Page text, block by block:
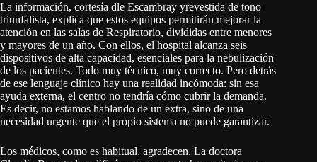
La información, cortesía dle Escambray yrevestida de tono
triunfalista, explica que estos equipos permitirán mejorar la
atención en las salas de Respiratorio, divididas entre menores
y mayores de un año. Con ellos, el hospital alcanza seis
dispositivos de alta capacidad, esenciales para la nebulización
de los pacientes. Todo muy técnico, muy correcto. Pero detrás
de ese lenguaje clínico hay una realidad incómoda: sin esa
ayuda externa, el centro no tendría cómo cubrir la demanda.
Es decir, no estamos hablando de un extra, sino de una
necesidad urgente que el propio sistema no puede garantizar.
Los médicos, como es habitual, agradecen. La doctora